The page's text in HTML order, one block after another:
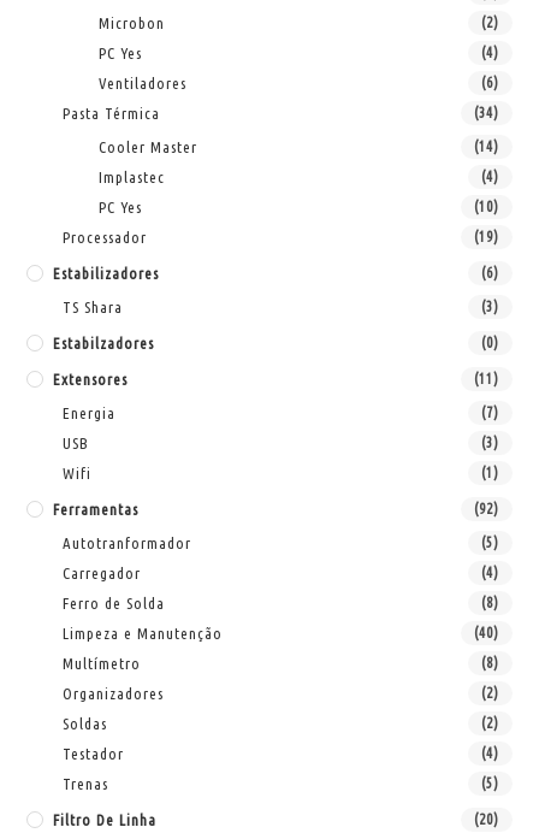
Microbon (2)
PC Yes (4)
Ventiladores (6)
Pasta Térmica (34)
Cooler Master (14)
Implastec (4)
PC Yes (10)
Processador (19)
Estabilizadores (6)
TS Shara (3)
Estabilzadores (0)
Extensores (11)
Energia (7)
USB (3)
Wifi (1)
Ferramentas (92)
Autotranformador (5)
Carregador (4)
Ferro de Solda (8)
Limpeza e Manutenção (40)
Multímetro (8)
Organizadores (2)
Soldas (2)
Testador (4)
Trenas (5)
Filtro De Linha (20)